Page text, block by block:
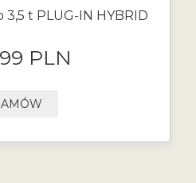
t PLUG-IN HYBRID
PLN